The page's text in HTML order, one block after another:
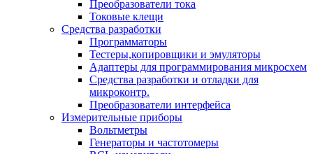
Преобразователи тока
Токовые клещи
Средства разработки
Программаторы
Тестеры,копировщики и эмуляторы
Адаптеры для программирования микросхем
Cредства разработки и отладки для
микроконтр.
Преобразователи интерфейса
Измерительные приборы
Вольтметры
Генераторы и частотомеры